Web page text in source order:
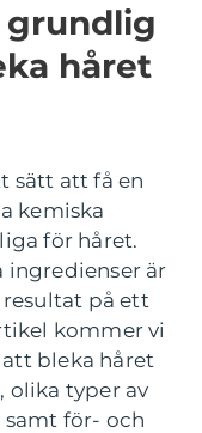
grundlig
håret
sätt att få en
kemiska
för håret.
ingredienser är
på ett
kommer vi
bleka håret
olika typer av
för- och